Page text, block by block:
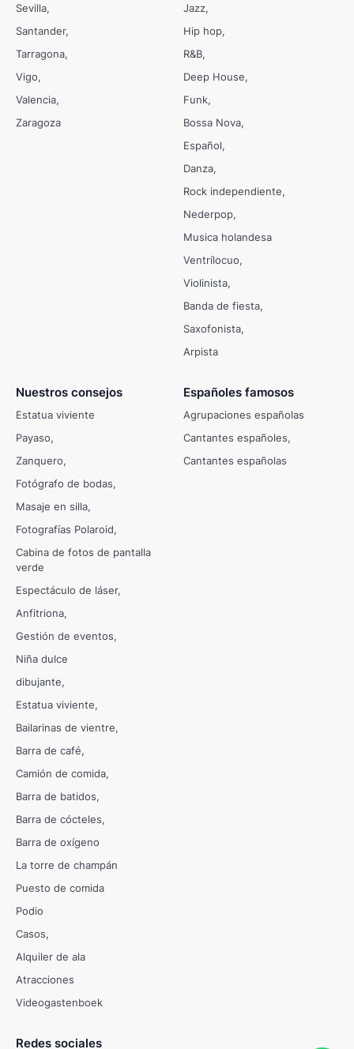
Sevilla
Santander
Tarragona
Vigo
Valencia
Zaragoza
Jazz
Hip hop
R&B
Deep House
Funk
Bossa Nova
Español
Danza
Rock independiente
Nederpop
Musica holandesa
Ventrílocuo
Violinista
Banda de fiesta
Saxofonista
Arpista
Nuestros consejos
Estatua viviente
Payaso
Zanquero
Fotógrafo de bodas
Masaje en silla
Fotografías Polaroid
Cabina de fotos de pantalla
verde
Espectáculo de láser
Anfitriona
Gestión de eventos
Niña dulce
dibujante
Estatua viviente
Bailarinas de vientre
Barra de café
Camión de comida
Barra de batidos
Barra de cócteles
Barra de oxígeno
La torre de champán
Puesto de comida
Podio
Casos
Alquiler de ala
Atracciones
Videogastenboek
Españoles famosos
Agrupaciones españolas
Cantantes españoles
Cantantes españolas
Redes sociales